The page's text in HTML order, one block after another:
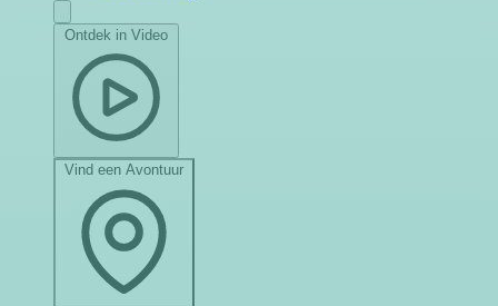
Ontdek in Video
Vind een Avontuur